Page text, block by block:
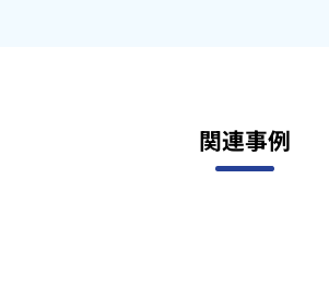
関連事例